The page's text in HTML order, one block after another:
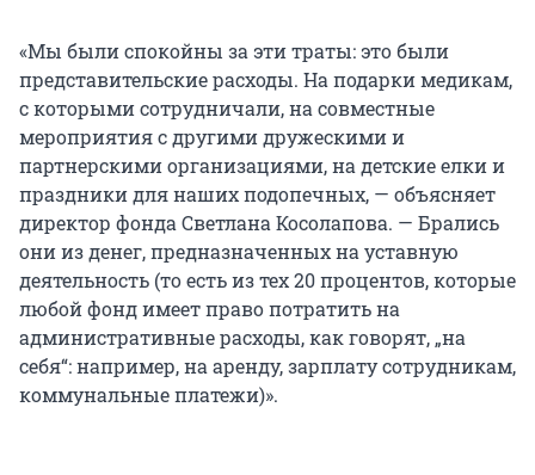
«Мы были спокойны за эти траты: это были
представительские расходы. На подарки медикам,
с которыми сотрудничали, на совместные
мероприятия с другими дружескими и
партнерскими организациями, на детские елки и
праздники для наших подопечных, — объясняет
директор фонда Светлана Косолапова. — Брались
они из денег, предназначенных на уставную
деятельность (то есть из тех 20 процентов, которые
любой фонд имеет право потратить на
административные расходы, как говорят, „на
себя“: например, на аренду, зарплату сотрудникам,
коммунальные платежи)».